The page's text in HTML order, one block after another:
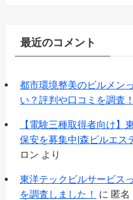
最近のコメント
都市環境整美のビルメン
い？評判や口コミを調査！
【電験三種取得者向け】
保安を募集中|森ビルエス
ロン より
東洋テックビルサービス
を調査しました！
に 匿名